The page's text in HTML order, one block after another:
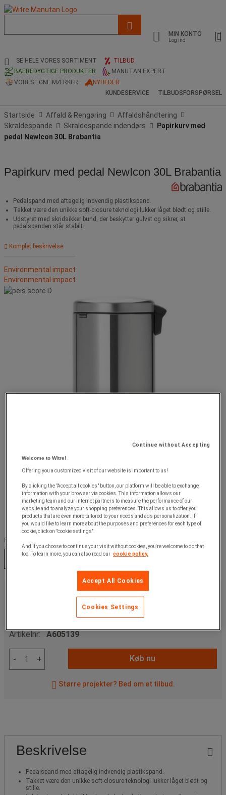
og
søgehistorik
MIN KONTO
Log ind
SE HELE VORES SORTIMENT
TILBUD
BAEREDYGTIGE PRODUKTER
MANUTAN EXPERT
VORES EGNE MÆRKER
NYHEDER
KUNDESERVICE
TILBUDSFORSPØRSEL
Startside Affald & Rengøring
Affaldshåndtering
Skraldespande
Skraldespande indendørs
Papirkurv med
pedal NewIcon 30L Brabantia
Papirkurv med pedal NewIcon 30L Brabantia
Pedalspand med aftagelig indvendig plastikspand.
Takket være den unikke soft-closure teknologi lukker låget blødt og stille.
Udstyret med skridsikker bund, der beskytter gulvet og sikrer, at
pedalspanden står stabilt.
Komplet beskrivelse
Environmental impact
Environmental impact
Farve :
Taupe
u. moms
Artikelnr: A605139
- + Køb nu
Større projekter? Bed om et tilbud.
Beskrivelse
Pedalspand med aftagelig indvendig plastikspand.
Takket være den unikke soft-closure teknologi lukker låget blødt og
stille.
Continue without Accepting
Welcome to Witre!
Offering you a customized visit of our website is important to us!
By clicking the "Accept all cookies" button, our platform will be able to exchange
information with your browser via cookies. This information allows our
marketing team and our internet partners to measure the performance of our
website and to analyze your shopping preferences. This allows us to offer you
products that are even more tailored to your needs and ads personalization. If
you would like to learn more about the purposes and preferences for each type of
cookie, click on "cookie settings".
And if you choose to continue your visit without cookies, you're welcome to do that
too! To learn more, you can also read our cookie policy.
Accept All Cookies
Cookies Settings